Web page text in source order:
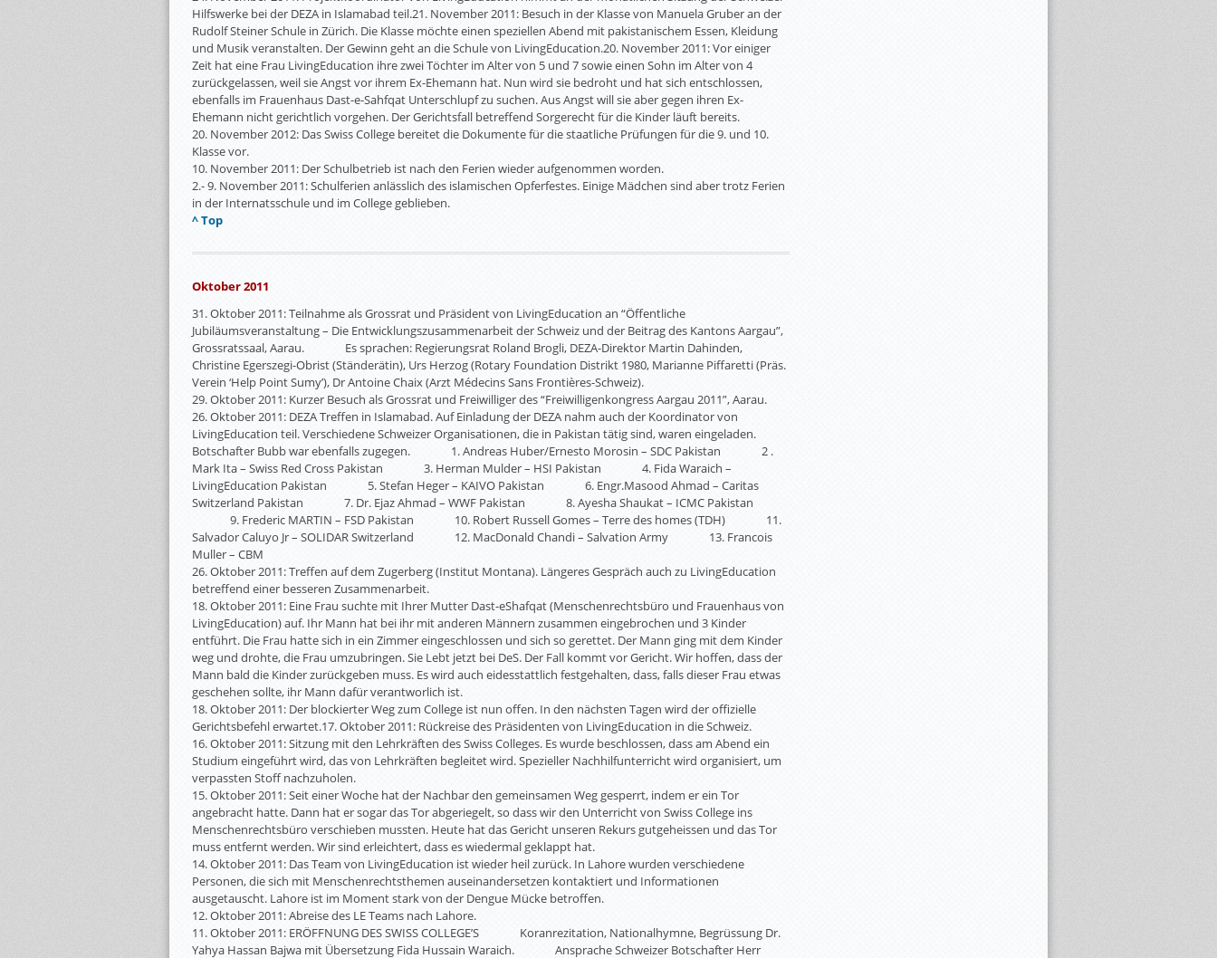
Hilfswerke bei der DEZA in Islamabad teil.21. November 2011: Besuch in der Klasse von Manuela Gruber an der
Rudolf Steiner Schule in Zürich. Die Klasse möchte einen speziellen Abend mit pakistanischem Essen, Kleidung
und Musik veranstalten. Der Gewinn geht an die Schule von LivingEducation.20. November 2011: Vor einiger
Zeit hat eine Frau LivingEducation ihre zwei Töchter im Alter von 5 und 7 sowie einen Sohn im Alter von 4
zurückgelassen, weil sie Angst vor ihrem Ex-Ehemann hat. Nun wird sie bedroht und hat sich entschlossen,
ebenfalls im Frauenhaus Dast-e-Sahfqat Unterschlupf zu suchen. Aus Angst will sie aber gegen ihren Ex-
Ehemann nicht gerichtlich vorgehen. Der Gerichtsfall betreffend Sorgerecht für die Kinder läuft bereits.
20. November 2012: Das Swiss College bereitet die Dokumente für die staatliche Prüfungen für die 9. und 10.
Klasse vor.
10. November 2011: Der Schulbetrieb ist nach den Ferien wieder aufgenommen worden.
2.- 9. November 2011: Schulferien anlässlich des islamischen Opferfestes. Einige Mädchen sind aber trotz Ferien
in der Internatsschule und im College geblieben.
^ Top
Oktober 2011
31. Oktober 2011: Teilnahme als Grossrat und Präsident von LivingEducation an “Öffentliche
Jubiläumsveranstaltung – Die Entwicklungszusammenarbeit der Schweiz und der Beitrag des Kantons Aargau”,
Grossratssaal, Aarau. Es sprachen: Regierungsrat Roland Brogli, DEZA-Direktor Martin Dahinden,
Christine Egerszegi-Obrist (Ständerätin), Urs Herzog (Rotary Foundation Distrikt 1980, Marianne Piffaretti (Präs.
Verein ‘Help Point Sumy’), Dr Antoine Chaix (Arzt Médecins Sans Frontières-Schweiz).
29. Oktober 2011: Kurzer Besuch als Grossrat und Freiwilliger des “Freiwilligenkongress Aargau 2011”, Aarau.
26. Oktober 2011: DEZA Treffen in Islamabad. Auf Einladung der DEZA nahm auch der Koordinator von
LivingEducation teil. Verschiedene Schweizer Organisationen, die in Pakistan tätig sind, waren eingeladen.
Botschafter Bubb war ebenfalls zugegen. 1. Andreas Huber/Ernesto Morosin – SDC Pakistan 2 .
Mark Ita – Swiss Red Cross Pakistan 3. Herman Mulder – HSI Pakistan 4. Fida Waraich –
LivingEducation Pakistan 5. Stefan Heger – KAIVO Pakistan 6. Engr.Masood Ahmad – Caritas
Switzerland Pakistan 7. Dr. Ejaz Ahmad – WWF Pakistan 8. Ayesha Shaukat – ICMC Pakistan
9. Frederic MARTIN – FSD Pakistan 10. Robert Russell Gomes – Terre des homes (TDH) 11.
Salvador Caluyo Jr – SOLIDAR Switzerland 12. MacDonald Chandi – Salvation Army 13. Francois
Muller – CBM
26. Oktober 2011: Treffen auf dem Zugerberg (Institut Montana). Längeres Gespräch auch zu LivingEducation
betreffend einer besseren Zusammenarbeit.
18. Oktober 2011: Eine Frau suchte mit Ihrer Mutter Dast-eShafqat (Menschenrechtsbüro und Frauenhaus von
LivingEducation) auf. Ihr Mann hat bei ihr mit anderen Männern zusammen eingebrochen und 3 Kinder
entführt. Die Frau hatte sich in ein Zimmer eingeschlossen und sich so gerettet. Der Mann ging mit dem Kinder
weg und drohte, die Frau umzubringen. Sie Lebt jetzt bei DeS. Der Fall kommt vor Gericht. Wir hoffen, dass der
Mann bald die Kinder zurückgeben muss. Es wird auch eidesstattlich festgehalten, dass, falls dieser Frau etwas
geschehen sollte, ihr Mann dafür verantworlich ist.
18. Oktober 2011: Der blockierter Weg zum College ist nun offen. In den nächsten Tagen wird der offizielle
Gerichtsbefehl erwartet.17. Oktober 2011: Rückreise des Präsidenten von LivingEducation in die Schweiz.
16. Oktober 2011: Sitzung mit den Lehrkräften des Swiss Colleges. Es wurde beschlossen, dass am Abend ein
Studium eingeführt wird, das von Lehrkräften begleitet wird. Spezieller Nachhilfunterricht wird organisiert, um
verpassten Stoff nachzuholen.
15. Oktober 2011: Seit einer Woche hat der Nachbar den gemeinsamen Weg gesperrt, indem er ein Tor
angebracht hatte. Dann hat er sogar das Tor abgeriegelt, so dass wir den Unterricht von Swiss College ins
Menschenrechtsbüro verschieben mussten. Heute hat das Gericht unseren Rekurs gutgeheissen und das Tor
muss entfernt werden. Wir sind erleichtert, dass es wiedermal geklappt hat.
14. Oktober 2011: Das Team von LivingEducation ist wieder heil zurück. In Lahore wurden verschiedene
Personen, die sich mit Menschenrechtsthemen auseinandersetzen kontaktiert und Informationen
ausgetauscht. Lahore ist im Moment stark von der Dengue Mücke betroffen.
12. Oktober 2011: Abreise des LE Teams nach Lahore.
11. Oktober 2011: ERÖFFNUNG DES SWISS COLLEGE’S Koranrezitation, Nationalhymne, Begrüssung Dr.
Yahya Hassan Bajwa mit Übersetzung Fida Hussain Waraich. Ansprache Schweizer Botschafter Herr